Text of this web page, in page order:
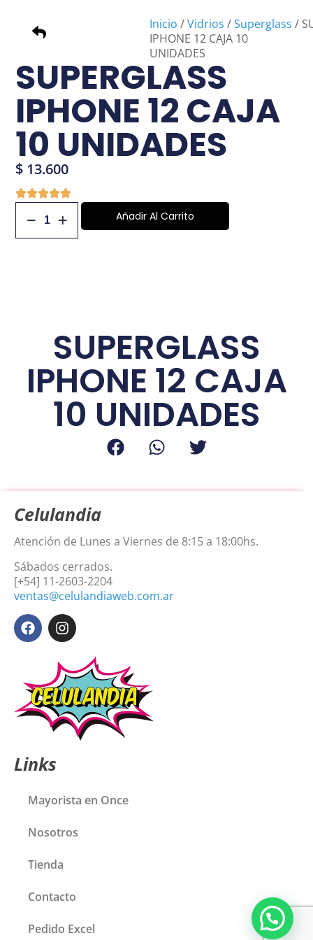
Inicio /Vidrios /Superglass /
IPHONE 12 CAJA 10
UNIDADES
SUPERGLASS
IPHONE 12 CAJA
10 UNIDADES
$ 13.600
Añadir Al Carrito
SUPERGLASS
IPHONE 12 CAJA
10 UNIDADES
Celulandia
Atención de Lunes a Viernes de 8:15 a 18:00hs.
Sábados cerrados.
[+54] 11-2603-2204
ventas@celulandiaweb.com.ar
Links
Mayorista en Once
Nosotros
Tienda
Contacto
Pedido Excel